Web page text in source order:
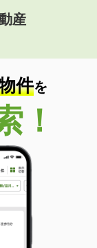
目
寺町１丁目
産
件を
！